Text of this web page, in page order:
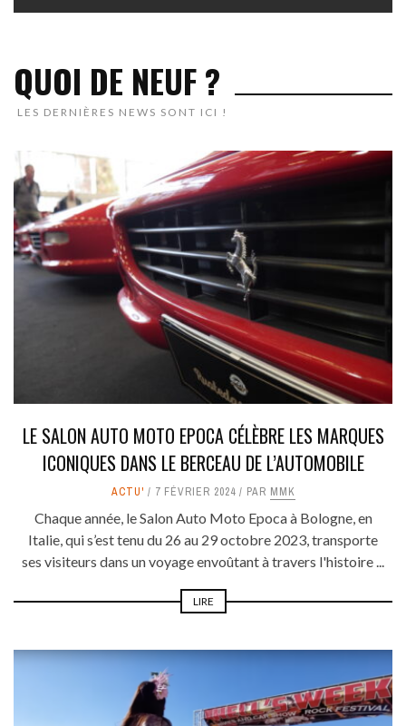
QUOI DE NEUF ?
LES DERNIÈRES NEWS SONT ICI !
LE SALON AUTO MOTO EPOCA CÉLÈBRE LES MARQUES
ICONIQUES DANS LE BERCEAU DE L’AUTOMOBILE
ACTU' 7 FÉVRIER 2024 PAR MMK
Chaque année, le Salon Auto Moto Epoca à Bologne, en
Italie, qui s’est tenu du 26 au 29 octobre 2023, transporte
ses visiteurs dans un voyage envoûtant à travers l'histoire ...
LIRE